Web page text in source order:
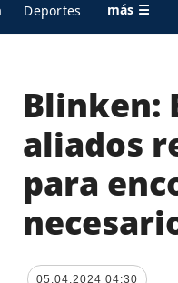
Deportes más ☰
de
Blinken:
aliados
para
05.04.2024 04:30